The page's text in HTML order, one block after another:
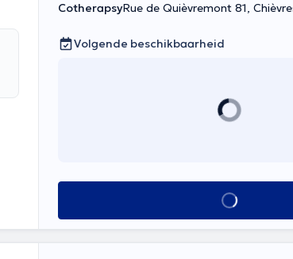
CotherapsyRue de Quièvremont 81,
Volgende beschikbaarheid
Alles zien